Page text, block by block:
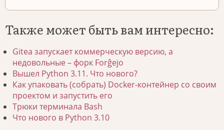
Также может быть вам интересно:
Gitea запускает коммерческую версию, а
недовольные – форк Forĝejo
Вышел Python 3.11. Что нового?
Как упаковать (собрать) Docker-контейнер со своим
проектом и запустить его
Трюки терминала Bash
Что нового в Python 3.10